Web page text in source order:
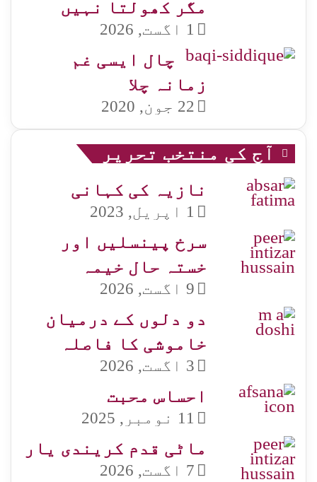
مگر کھولتا نہیں
1 اگست, 2026
چال ایسی غم
زمانہ چلا
22 جون, 2020
آج کی منتخب تحریر
نازیہ کی کہانی
1 اپریل, 2023
سرخ پینسلیں اور
خستہ حال خیمہ
9 اگست, 2026
دو دلوں کے درمیان
خاموشی کا فاصلہ
3 اگست, 2026
احساس محبت
11 نومبر, 2025
ماٹی قدم کریندی یار
7 اگست, 2026